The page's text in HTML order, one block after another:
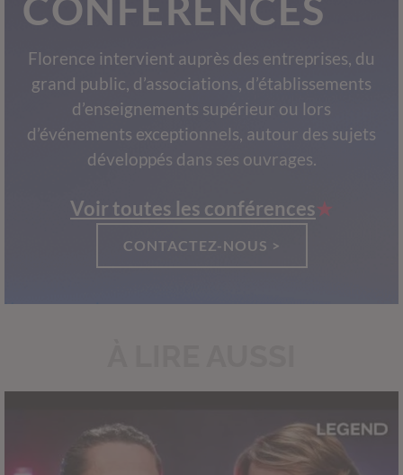
CONFÉRENCES
Florence intervient auprès des entreprises, du
grand public, d’associations, d’établissements
d’enseignements supérieur ou lors
d’événements exceptionnels, autour des sujets
développés dans ses ouvrages.
Voir toutes les conférences
CONTACTEZ-NOUS >